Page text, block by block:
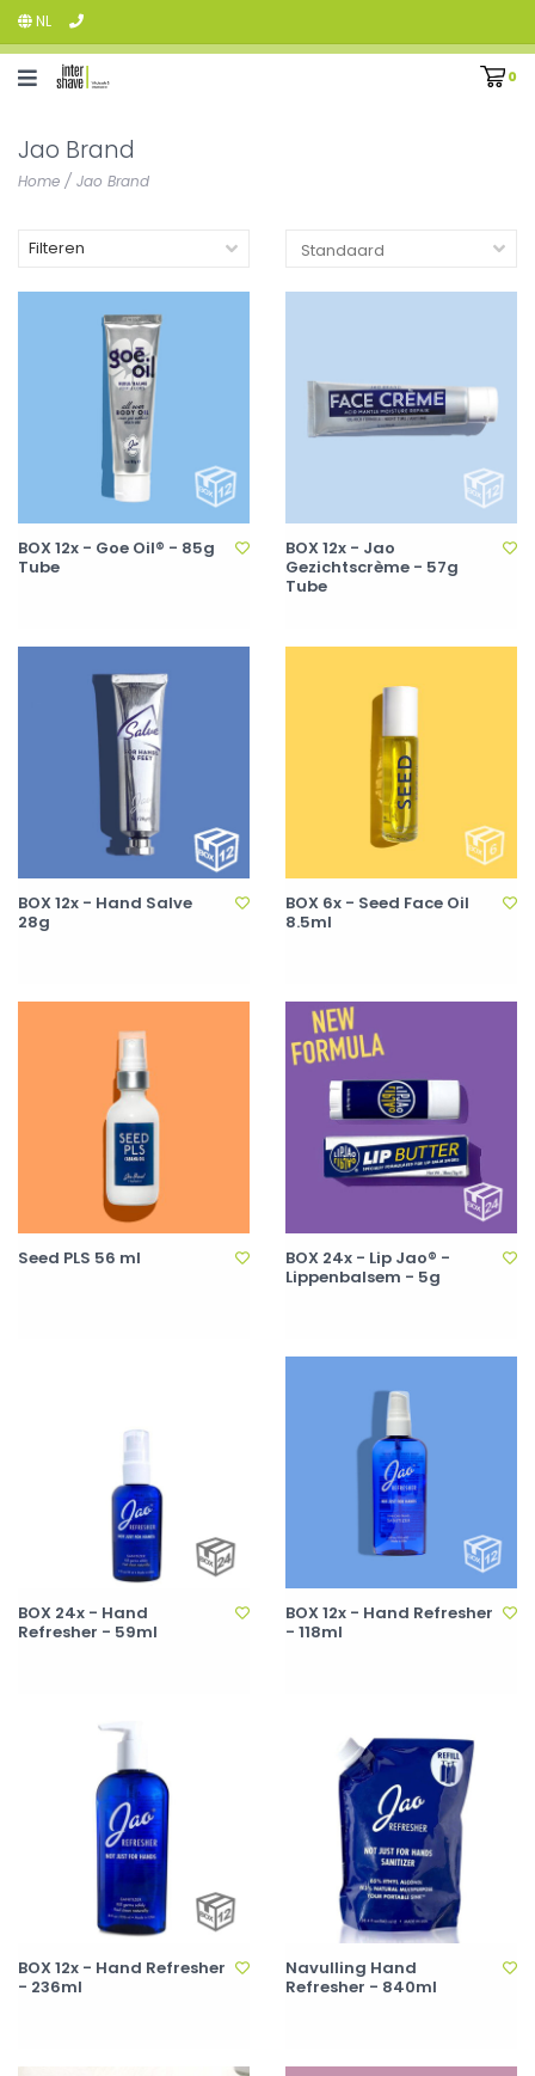
NL
0
Jao Brand
Home / Jao Brand
Filteren
BOX 12x - Goe Oil® - 85g
Tube
BOX 12x - Jao
Gezichtscrème - 57g
Tube
BOX 12x - Hand Salve
28g
BOX 6x - Seed Face Oil
8.5ml
Seed PLS 56 ml
BOX 24x - Lip Jao® -
Lippenbalsem - 5g
BOX 24x - Hand
Refresher - 59ml
BOX 12x - Hand Refresher
- 118ml
BOX 12x - Hand Refresher
- 236ml
Navulling Hand
Refresher - 840ml